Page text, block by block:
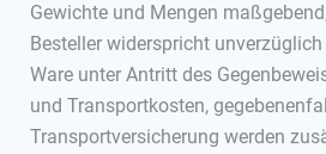
Gewichte und Mengen
Besteller widerspricht
Ware unter Antritt des
und Transportkosten,
Transportversicherung werden